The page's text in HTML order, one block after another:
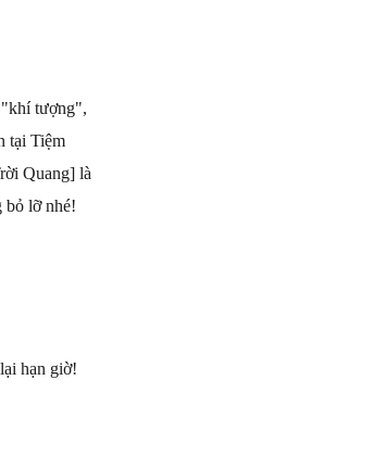
"khí tượng",
tại Tiệm
Quang] là
bỏ lỡ nhé!
hạn giờ!